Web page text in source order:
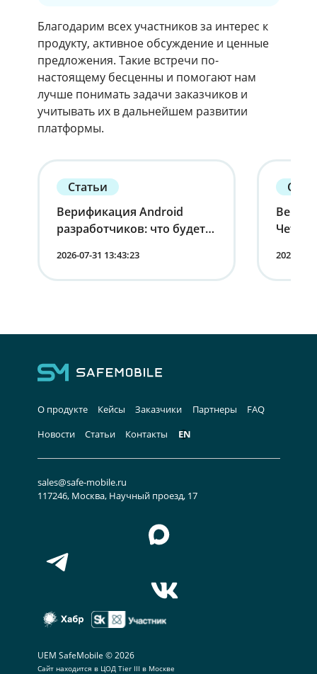
Благодарим всех участников за интерес к
продукту, активное обсуждение и ценные
предложения. Такие встречи по-
настоящему бесценны и помогают нам
лучше понимать задачи заказчиков и
учитывать их в дальнейшем развитии
платформы.
Статьи
Верификация Android
разработчиков: что будет с
2026-07-31 13:43:23
лица
2026-07-
О продукте Кейсы Заказчики Партнеры
FAQ
Новости
Статьи Контакты EN
sales@safe-mobile.ru
117246, Москва, Научный проезд, 17
UEM SafeMobile © 2026
Сайт находится в ЦОД Tier III в Москве